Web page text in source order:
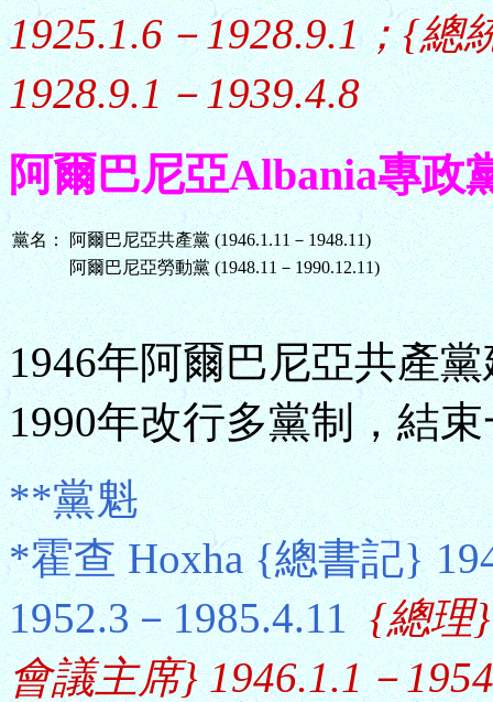
1925.1.6－1928.9.1；{總
1928.9.1－1939.4.8
阿爾巴尼亞Albania專政
黨名： 阿爾巴尼亞共產黨 (1946.1.11－1948.11)
阿爾巴尼亞勞動黨 (1948.11－1990.12.11)
1946年阿爾巴尼亞共產
1990年改行多黨制，結
**黨魁
*霍查 Hoxha {總書記}
1952.3－1985.4.11{總理}
會議主席} 1946.1.1－